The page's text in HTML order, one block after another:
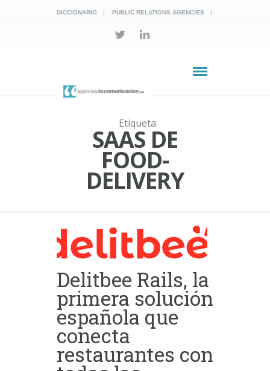
DICCIONARIO PUBLIC RELATIONS AGENCIES
Etiqueta:
SAAS DE
FOOD-
DELIVERY
Delitbee Rails, la
primera solución
española que
conecta
restaurantes con